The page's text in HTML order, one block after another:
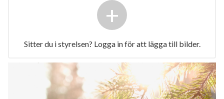
+
Sitter du i styrelsen? Logga in för att lägga till bilder.